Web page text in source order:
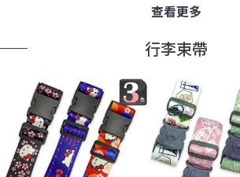
查看更多
行李束帶